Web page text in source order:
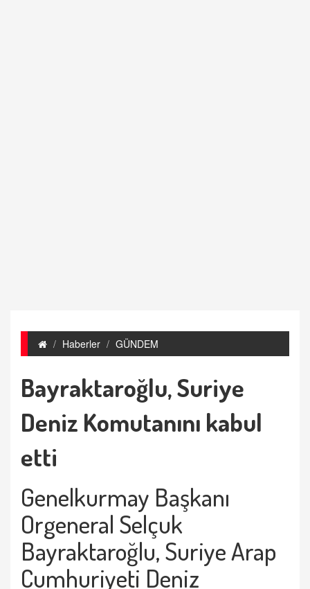
Haberler GÜNDEM
Bayraktaroğlu, Suriye
Deniz Komutanını kabul
etti
Genelkurmay Başkanı
Orgeneral Selçuk
Bayraktaroğlu, Suriye Arap
Cumhuriyeti Deniz